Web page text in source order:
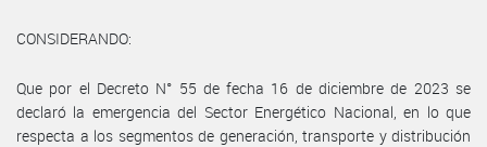
CONSIDERANDO:
Que por el Decreto N° 55 de fecha 16 de diciembre de 2023 se
declaró la emergencia del Sector Energético Nacional, en lo que
respecta a los segmentos de generación, transporte y distribución